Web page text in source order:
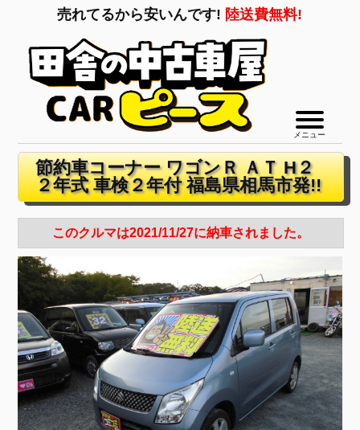
売れてるから安いんです! 陸送費無料!
メニュー
節約車コーナー ワゴンＲ ＡＴ H２
２年式 車検２年付 福島県相馬市発!!
このクルマは2021/11/27に納車されました。